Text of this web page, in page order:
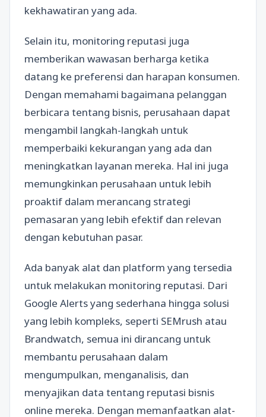
kekhawatiran yang ada.
Selain itu, monitoring reputasi juga
memberikan wawasan berharga ketika
datang ke preferensi dan harapan konsumen.
Dengan memahami bagaimana pelanggan
berbicara tentang bisnis, perusahaan dapat
mengambil langkah-langkah untuk
memperbaiki kekurangan yang ada dan
meningkatkan layanan mereka. Hal ini juga
memungkinkan perusahaan untuk lebih
proaktif dalam merancang strategi
pemasaran yang lebih efektif dan relevan
dengan kebutuhan pasar.
Ada banyak alat dan platform yang tersedia
untuk melakukan monitoring reputasi. Dari
Google Alerts yang sederhana hingga solusi
yang lebih kompleks, seperti SEMrush atau
Brandwatch, semua ini dirancang untuk
membantu perusahaan dalam
mengumpulkan, menganalisis, dan
menyajikan data tentang reputasi bisnis
online mereka. Dengan memanfaatkan alat-